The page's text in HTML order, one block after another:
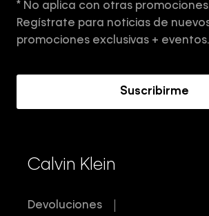
Aviso de privacidad
Términos y Condiciones
* No aplica con otras
Regístrate para noticias de
promociones exclusivas + eventos.
Suscribirme
Calvin Klein
Devoluciones